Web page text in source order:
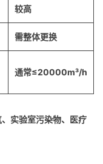
较高
需整体更换
通常≤20000m³/h
实验室污染物、医疗